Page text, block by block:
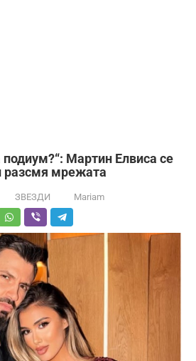
Мартин Елвиса се
разсмя мрежата
ЗВЕЗДИ Mariam